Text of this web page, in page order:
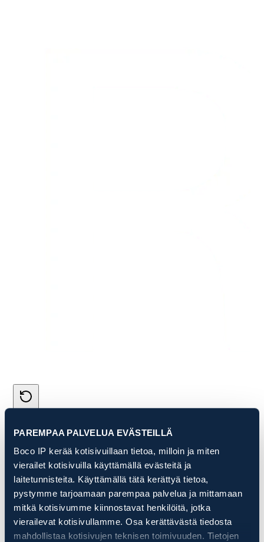
PAREMPAA PALVELUA EVÄSTEILLÄ
Boco IP kerää kotisivuillaan tietoa, milloin ja miten
vierailet kotisivuilla käyttämällä evästeitä ja
laitetunnisteita. Käyttämällä tätä kerättyä tietoa,
pystymme tarjoamaan parempaa palvelua ja mittamaan
mitkä kotisivumme kiinnostavat henkilöitä, jotka
vierailevat kotisivullamme. Osa kerättävästä tiedosta
mahdollistaa kotisivujen teknisen toimivuuden. Tietojen